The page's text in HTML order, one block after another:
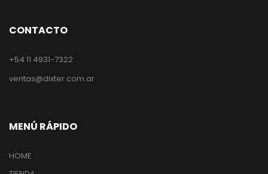
CONTACTO
+54 11 4931-7322
ventas@dixter.com.ar
MENÚ RÁPIDO
HOME